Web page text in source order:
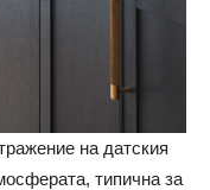
на датския
типична за